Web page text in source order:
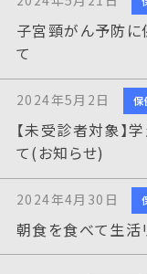
子宮頸がん予防に
て
2024年5月2日 保
【未受診者対象】
て(お知らせ)
2024年4月30日
朝食を食べて生活